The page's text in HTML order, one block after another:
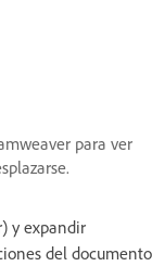
para ver
y expandir
del documento